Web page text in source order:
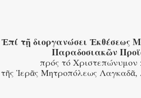
Ἐπί τῇ διοργανώσει Ἐκθέσεως
Παραδοσιακῶν
πρός τό
τῆς Ἱερᾶς Μητροπόλεως Λαγκαδᾶ,